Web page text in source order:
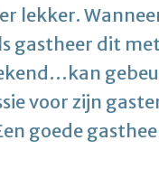
lekker.
gastheer dit
voor zijn
goede